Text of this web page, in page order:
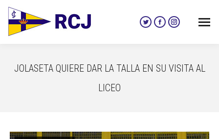
Twitter
in
new
Facebook
in
new
Instagram
in
new
JOLASETA QUIERE DAR LA TALLA EN SU VISITA AL
LICEO